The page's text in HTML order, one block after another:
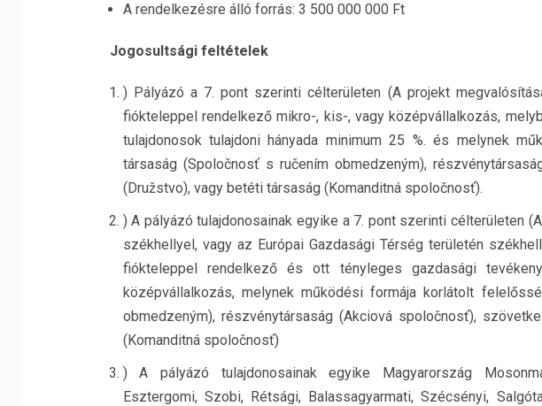
A rendelkezésre álló forrás: 3 500 000 000 Ft
Jogosultsági feltételek
) Pályázó a 7. pont szerinti célterületen (A projekt
fiókteleppel rendelkező mikro-, kis-, vagy középvállalkozás,
tulajdonosok tulajdoni hányada minimum 25 %. és melynek
társaság (Spoločnosť s ručením obmedzeným),
(Družstvo), vagy betéti társaság (Komanditná spoločnosť).
) A pályázó tulajdonosainak egyike a 7. pont szerinti célterületen
székhellyel, vagy az Európai Gazdasági Térség területén
fiókteleppel rendelkező és ott tényleges gazdasági
középvállalkozás, melynek működési formája korlátolt
obmedzeným), részvénytársaság (Akciová spoločnosť),
(Komanditná spoločnosť)
) A pályázó tulajdonosainak egyike Magyarország
Esztergomi, Szobi, Rétsági, Balassagyarmati, Szécsényi,